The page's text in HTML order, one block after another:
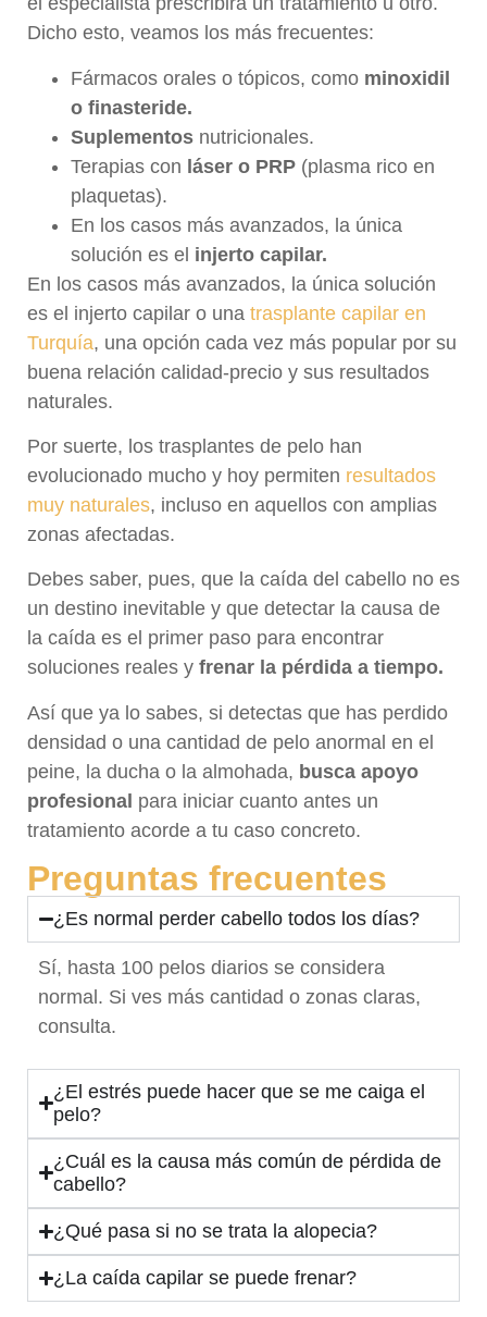
Dicho esto, veamos los más frecuentes:
Fármacos orales o tópicos, como minoxidil
o finasteride.
Suplementos nutricionales.
Terapias con láser o PRP (plasma rico en
plaquetas).
En los casos más avanzados, la única
solución es el injerto capilar.
En los casos más avanzados, la única solución
es el injerto capilar o una trasplante capilar en
Turquía, una opción cada vez más popular por su
buena relación calidad-precio y sus resultados
naturales.
Por suerte, los trasplantes de pelo han
evolucionado mucho y hoy permiten resultados
muy naturales, incluso en aquellos con amplias
zonas afectadas.
Debes saber, pues, que la caída del cabello no es
un destino inevitable y que detectar la causa de
la caída es el primer paso para encontrar
soluciones reales y frenar la pérdida a tiempo.
Así que ya lo sabes, si detectas que has perdido
densidad o una cantidad de pelo anormal en el
peine, la ducha o la almohada, busca apoyo
profesional para iniciar cuanto antes un
tratamiento acorde a tu caso concreto.
Preguntas frecuentes
¿Es normal perder cabello todos los días?
Sí, hasta 100 pelos diarios se considera
normal. Si ves más cantidad o zonas claras,
consulta.
¿El estrés puede hacer que se me caiga el
pelo?
¿Cuál es la causa más común de pérdida de
cabello?
¿Qué pasa si no se trata la alopecia?
¿La caída capilar se puede frenar?